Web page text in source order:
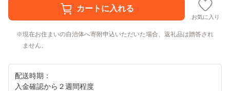
お気に入り
現在お住まいの自治体へ寄附申込いただいた場合、返礼品は贈答され
ません。
配送時期：
入金確認から２週間程度